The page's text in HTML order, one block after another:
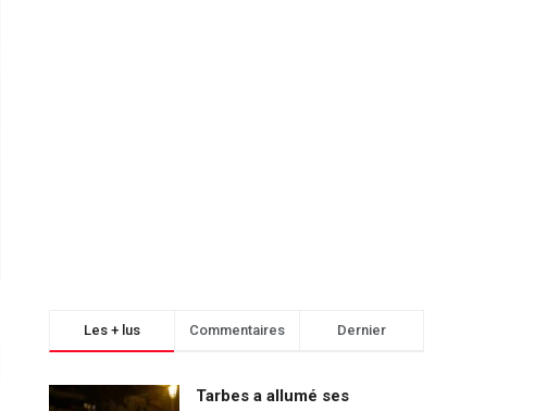
Les + lus Commentaires Dernier
Tarbes a allumé ses